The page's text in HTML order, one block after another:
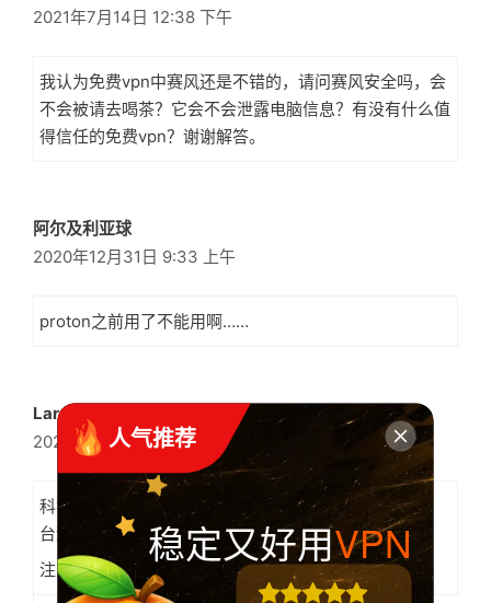
2021年7月14日 12:38 下午
我认为免费vpn中赛风还是不错的，请问赛风安全吗，会
不会被请去喝茶？它会不会泄露电脑信息？有没有什么值
得信任的免费vpn？谢谢解答。
阿尔及利亚球
2020年12月31日 9:33 上午
proton之前用了不能用啊……
Larry
2020年7月29日 4:51 上午
科学上网，推荐大家使用优质的梯子：*************
台湾供应商，连上就不用断开。
注意：请按照国家法律约束使用网络！
人气推荐
稳定又好用VPN